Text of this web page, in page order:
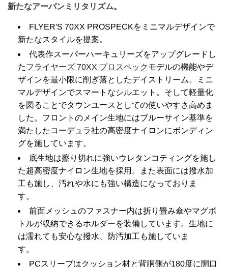
新たなアーバンミリタリズム。
FLYER'S 70XX PROSPECKをミニマルデザインで
新たなスタイルを提案。
代表作スーパーハーキュリーズをアップグレードし
たフライヤーズ 70XX プロスペック モデルの機能やデ
ザインを最小限に削ぎ落としたデイストリーム。ミニ
マルデザインでスマートなシルエット。そして軽量化
を図ることでタウンユースとしての使いやすさ高めま
した。フロントのメイン生地にはブルーサイン基準を
満たしたコーデュラ社の高密度ナイロンにボンディン
グを施しています。
底生地は擦り切れに強いウレタンコティングを施し
た超高密度ナイロン生地を採用。また表面には撥水加
工も施し、汚れや水にも強い構造になっておりま
す。
前面メッシュのファスナー内は折り畳み傘やマグボ
トルが収納できるホルダーを装備しています。生地に
は濡れても安心な撥水、防汚加工も施していま
す。
PCスリーブはクッション材と背胴側が180度に開口